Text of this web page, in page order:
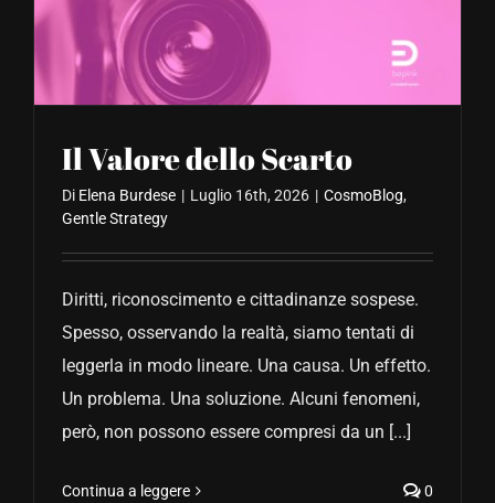
CONTATTACI
Il Valore dello Scarto
Di Elena Burdese | Luglio 16th, 2026 | CosmoBlog,
Gentle Strategy
Diritti, riconoscimento e cittadinanze sospese.
Spesso, osservando la realtà, siamo tentati di
leggerla in modo lineare. Una causa. Un effetto.
Un problema. Una soluzione. Alcuni fenomeni,
però, non possono essere compresi da un [...]
Continua a leggere 0